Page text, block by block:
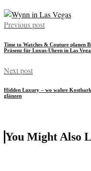
Previous post
Time to Watches & Couture planen
Präsenz für Luxus-Uhren in Las
Next post
Hidden Luxury – wo wahre
glänzen
You Might Also